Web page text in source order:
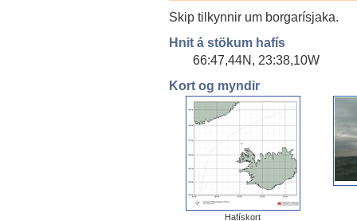
Skip tilkynnir um borgarísjaka.
Hnit á stökum hafís
66:47,44N, 23:38,10W
Kort og myndir
Hafískort